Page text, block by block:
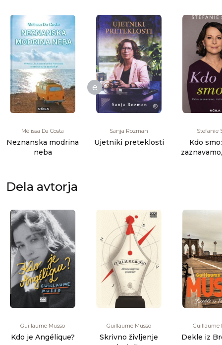
Mélissa Da Costa
Neznanska modrina
neba
e
Sanja Rozman
Ujetniki preteklosti
Stefanie
Kdo
Dela avtorja
Guillaume Musso
Kdo je Angélique?
Guillaume Musso
Skrivno življenje
Guillaume
Dekle iz